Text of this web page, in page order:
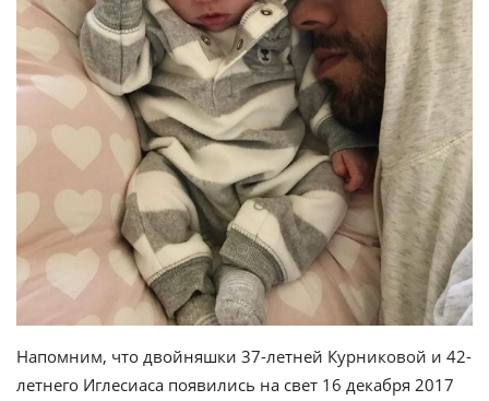
Напомним, что двойняшки 37-летней Курниковой и 42-
летнего Иглесиаса появились на свет 16 декабря 2017